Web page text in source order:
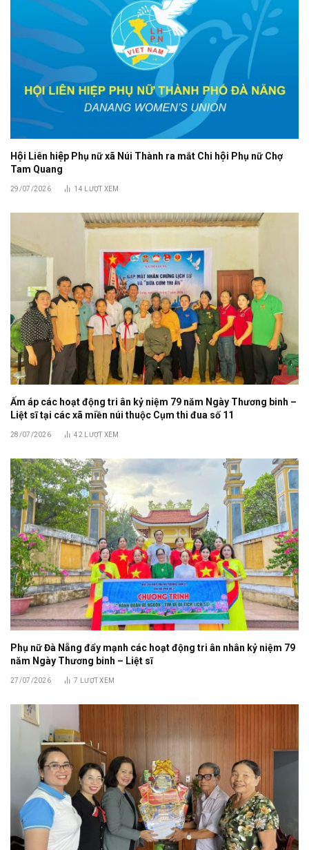
Hội Liên hiệp Phụ nữ xã Núi Thành ra mắt Chi hội Phụ nữ Chợ
Tam Quang
29/07/2026 14 LƯỢT XEM
Ấm áp các hoạt động tri ân kỷ niệm 79 năm Ngày Thương binh –
Liệt sĩ tại các xã miền núi thuộc Cụm thi đua số 11
28/07/2026 42 LƯỢT XEM
Phụ nữ Đà Nẵng đẩy mạnh các hoạt động tri ân nhân kỷ niệm 79
năm Ngày Thương binh – Liệt sĩ
27/07/2026 7 LƯỢT XEM